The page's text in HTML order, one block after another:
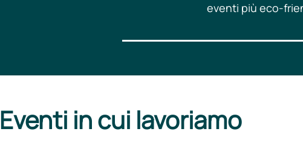
eventi più eco-
Eventi in cui lavoriamo